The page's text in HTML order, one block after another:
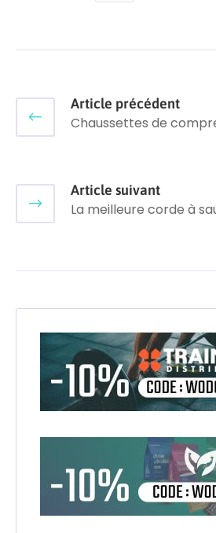
Article précédent
Chaussettes de
Article suivant
La meilleure corde à